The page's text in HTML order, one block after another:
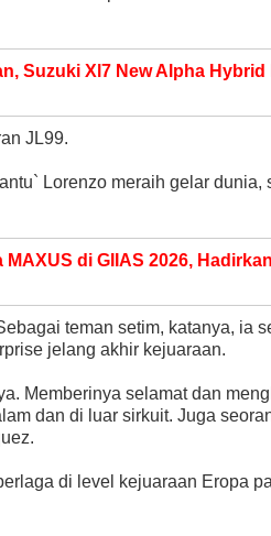
Suzuki Xl7 New Alpha
JL99.
Lorenzo meraih gelar dunia,
di GIIAS 2026,
teman setim, katanya, ia
jelang akhir kejuaraan.
Memberinya selamat dan
dan di luar sirkuit. Juga
di level kejuaraan Eropa